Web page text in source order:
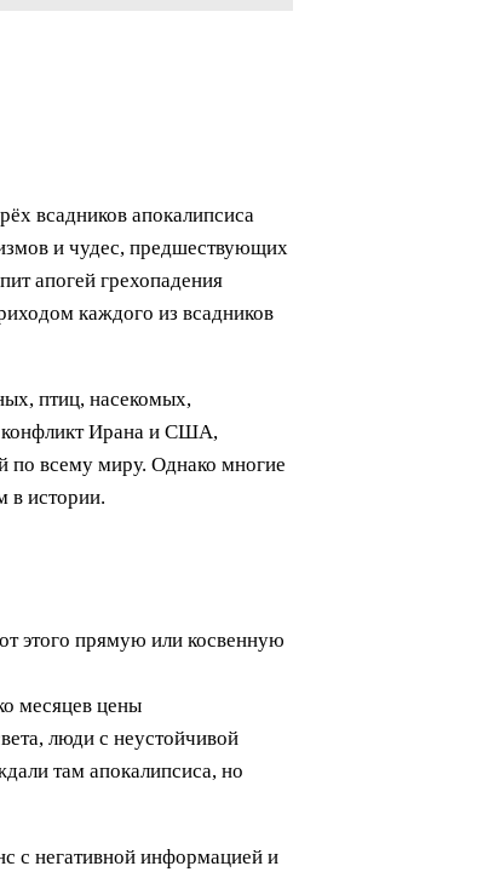
всадников апокалипсиса
и чудес, предшествующих
апогей грехопадения
каждого из всадников
птиц, насекомых,
конфликт Ирана и США,
по всему миру. Однако многие
в истории.
этого прямую или косвенную
месяцев цены
люди с неустойчивой
там апокалипсиса, но
с негативной информацией и